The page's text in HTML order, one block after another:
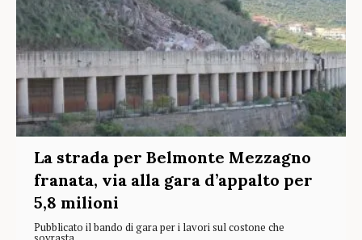
La strada per Belmonte Mezzagno
franata, via alla gara d’appalto per
5,8 milioni
Pubblicato il bando di gara per i lavori sul costone che